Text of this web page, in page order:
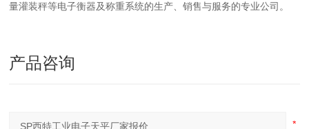
量灌装秤等电子衡器及称重系统的生产、销售与服务的专业公司。
产品咨询